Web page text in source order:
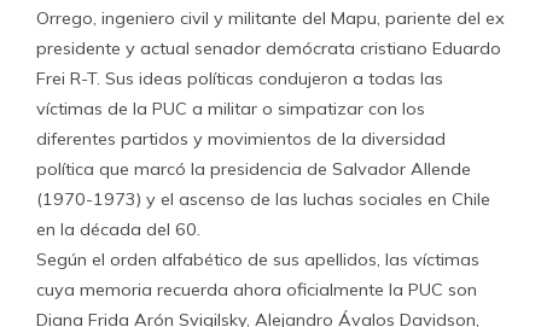
Orrego, ingeniero civil y militante del Mapu, pariente del ex
presidente y actual senador demócrata cristiano Eduardo
Frei R-T. Sus ideas políticas condujeron a todas las
víctimas de la PUC a militar o simpatizar con los
diferentes partidos y movimientos de la diversidad
política que marcó la presidencia de Salvador Allende
(1970-1973) y el ascenso de las luchas sociales en Chile
en la década del 60.
Según el orden alfabético de sus apellidos, las víctimas
cuya memoria recuerda ahora oficialmente la PUC son
Diana Frida Arón Svigilsky, Alejandro Ávalos Davidson,